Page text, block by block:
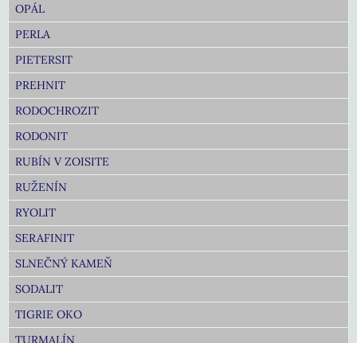
OPÁL
PERLA
PIETERSIT
PREHNIT
RODOCHROZIT
RODONIT
RUBÍN V ZOISITE
RUŽENÍN
RYOLIT
SERAFINIT
SLNEČNÝ KAMEŇ
SODALIT
TIGRIE OKO
TURMALÍN